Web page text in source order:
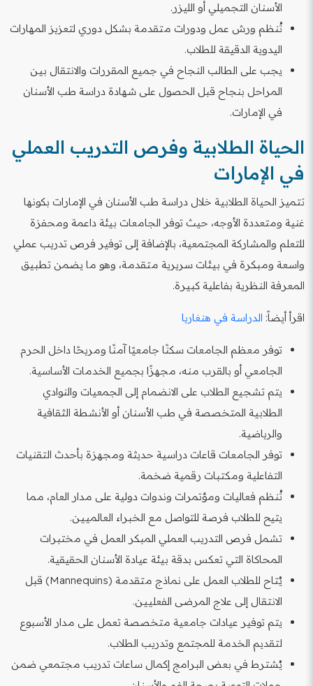
الأسنان التجميلي أو الليزر.
تُنظم ورش عمل ودورات متقدمة بشكل دوري لتعزيز المهارات
اليدوية الدقيقة للطلاب.
يجب على الطالب النجاح في جميع المقررات والانتقال بين
المراحل بنجاح قبل الحصول على شهادة دراسة طب الأسنان
في الإمارات.
الحياة الطلابية وفرص التدريب العملي
في الإمارات
تتميز الحياة الطلابية خلال دراسة طب الأسنان في الإمارات بكونها
غنية ومتعددة الأوجه، حيث توفر الجامعات بيئة داعمة ومحفزة
للتعلم والمشاركة المجتمعية، بالإضافة إلى توفير فرص تدريب عملي
واسعة ومبكرة في بيئات سريرية متقدمة، وهو ما يضمن تطبيق
المعرفة النظرية بفاعلية كبيرة.
اقرأ أيضاً: الدراسة في هنغاريا
توفر معظم الجامعات سكنًا جامعيًا آمنًا ومريحًا داخل الحرم
الجامعي أو بالقرب منه، مجهزًا بجميع الخدمات الأساسية.
يتم تشجيع الطلاب على الانضمام إلى الجمعيات والنوادي
الطلابية المتخصصة في طب الأسنان أو الأنشطة الثقافية
والرياضية.
توفر الجامعات قاعات دراسية حديثة ومجهزة بأحدث التقنيات
التفاعلية ومكتبات رقمية ضخمة.
تُنظم فعاليات ومؤتمرات وندوات دولية على مدار العام، مما
يتيح للطلاب فرصة للتواصل مع الخبراء العالميين.
تشمل فرص التدريب العملي المبكر العمل في مختبرات
المحاكاة التي تعكس بدقة بيئة عيادة الأسنان الحقيقية.
يُتاح للطلاب العمل على نماذج متقدمة (Mannequins) قبل
الانتقال إلى علاج المرضى الفعليين.
يتم توفير عيادات جامعية متخصصة تعمل على مدار الأسبوع
لتقديم الخدمة للمجتمع وتدريب الطلاب.
يُشترط في بعض البرامج إكمال ساعات تدريب مجتمعي ضمن